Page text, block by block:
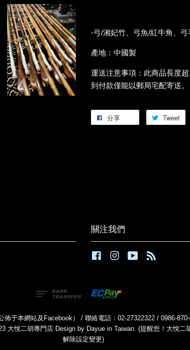
-弓/湘妃竹、弓魚/紅牛角、
產地：中國製
運送注意事項：此商品長度
到付款僅能以郵局宅配寄送。
分享 Tweet
關注我們
FacebookInstagramYouTube
于本網站及Facebook） / 聯絡電話：02-27322322 / 0986-
大悅二胡專門店 Design by Dayue in Taiwan. (提醒您！大悅二
解除設定變更)